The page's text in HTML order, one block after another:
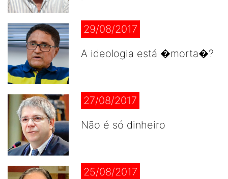
29/08/2017
A ideologia está �morta�?
27/08/2017
Não é só dinheiro
25/08/2017